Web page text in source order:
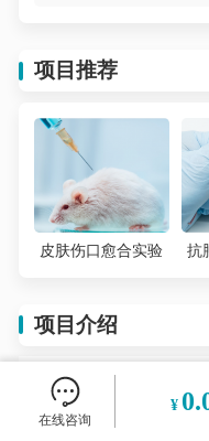
在线咨询
¥
项目推荐
皮肤伤口愈合实验 抗
项目介绍
项目介绍：
抗肿瘤模型是指